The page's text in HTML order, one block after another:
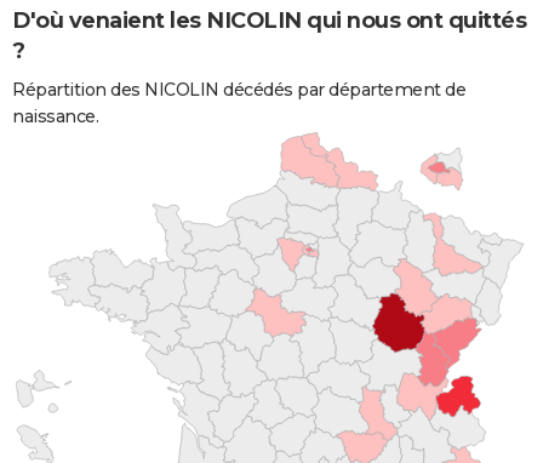
D'où venaient les NICOLIN qui nous ont quittés
?
Répartition des NICOLIN décédés par département de
naissance.